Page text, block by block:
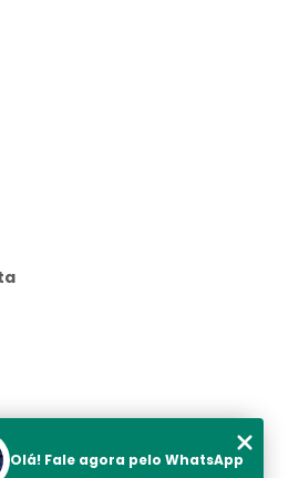
Olá! Fale agora pelo WhatsApp